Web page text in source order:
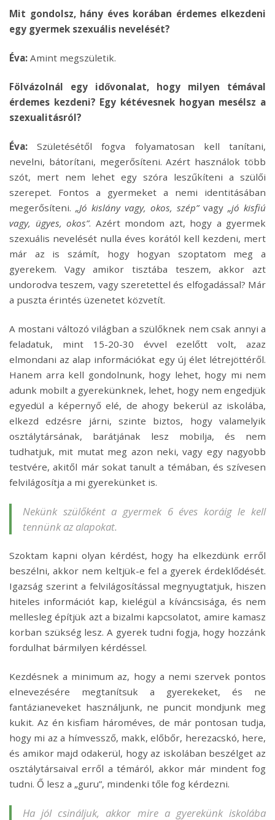
Mit gondolsz, hány éves korában érdemes elkezdeni
egy gyermek szexuális nevelését?
Éva: Amint megszületik.
Fölvázolnál egy idővonalat, hogy milyen témával
érdemes kezdeni? Egy kétévesnek hogyan mesélsz a
szexualitásról?
Éva: Születésétől fogva folyamatosan kell tanítani,
nevelni, bátorítani, megerősíteni. Azért használok több
szót, mert nem lehet egy szóra leszűkíteni a szülői
szerepet. Fontos a gyermeket a nemi identitásában
megerősíteni. „Jó kislány vagy, okos, szép”vagy „jó kisfiú
vagy, ügyes, okos”. Azért mondom azt, hogy a gyermek
szexuális nevelését nulla éves korától kell kezdeni, mert
már az is számít, hogy hogyan szoptatom meg a
gyerekem. Vagy amikor tisztába teszem, akkor azt
undorodva teszem, vagy szeretettel és elfogadással? Már
a puszta érintés üzenetet közvetít.
A mostani változó világban a szülőknek nem csak annyi a
feladatuk, mint 15-20-30 évvel ezelőtt volt, azaz
elmondani az alap információkat egy új élet létrejöttéről.
Hanem arra kell gondolnunk, hogy lehet, hogy mi nem
adunk mobilt a gyerekünknek, lehet, hogy nem engedjük
egyedül a képernyő elé, de ahogy bekerül az iskolába,
elkezd edzésre járni, szinte biztos, hogy valamelyik
osztálytársának, barátjának lesz mobilja, és nem
tudhatjuk, mit mutat meg azon neki, vagy egy nagyobb
testvére, akitől már sokat tanult a témában, és szívesen
felvilágosítja a mi gyerekünket is.
Nekünk szülőként a gyermek 6 éves koráig le kell
tennünk az alapokat.
Szoktam kapni olyan kérdést, hogy ha elkezdünk erről
beszélni, akkor nem keltjük-e fel a gyerek érdeklődését.
Igazság szerint a felvilágosítással megnyugtatjuk, hiszen
hiteles információt kap, kielégül a kíváncsisága, és nem
mellesleg építjük azt a bizalmi kapcsolatot, amire kamasz
korban szükség lesz. A gyerek tudni fogja, hogy hozzánk
fordulhat bármilyen kérdéssel.
Kezdésnek a minimum az, hogy a nemi szervek pontos
elnevezésére megtanítsuk a gyerekeket, és ne
fantázianeveket használjunk, ne puncit mondjunk meg
kukit. Az én kisfiam hároméves, de már pontosan tudja,
hogy mi az a hímvessző, makk, előbőr, herezacskó, here,
és amikor majd odakerül, hogy az iskolában beszélget az
osztálytársaival erről a témáról, akkor már mindent fog
tudni. Ő lesz a „guru”, mindenki tőle fog kérdezni.
Ha jól csináljuk, akkor mire a gyerekünk iskolába